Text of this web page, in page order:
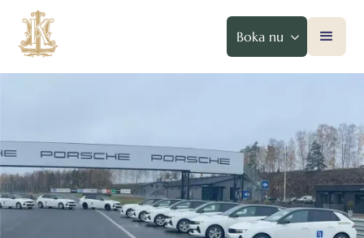
Boka nu